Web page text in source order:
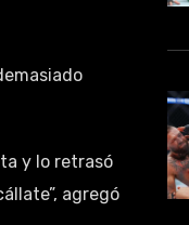
y lo retrasó
agregó